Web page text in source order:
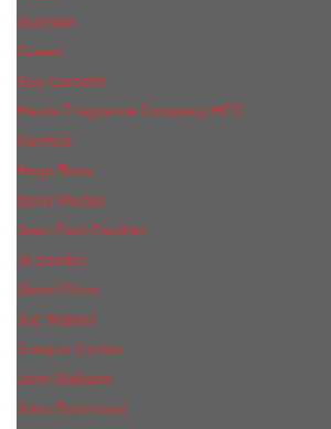
Guerlain
Guess
Guy Laroche
Haute Fragrance Company HFC
Hermes
Hugo Boss
Issey Miyake
Jean Paul Gaultier
Jil Sander
Jimmi Choo
Jое Malоnе
Joaquin Cortes
John Galliano
John Richmond